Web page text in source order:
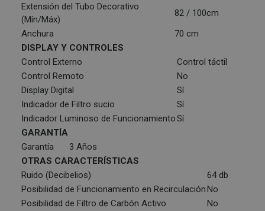
Extensión del Tubo Decorativo
(Mín/Máx)
82 / 100cm
Anchura
70 cm
DISPLAY Y CONTROLES
Control Externo
Control táctil
Control Remoto
No
Display Digital
Sí
Indicador de Filtro sucio
Sí
Indicador Luminoso de FuncionamientoSí
GARANTÍA
Garantía
3 Años
OTRAS CARACTERÍSTICAS
Ruido (Decibelios)
64 db
Posibilidad de Funcionamiento en RecirculaciónNo
Posibilidad de Filtro de Carbón Activo
No